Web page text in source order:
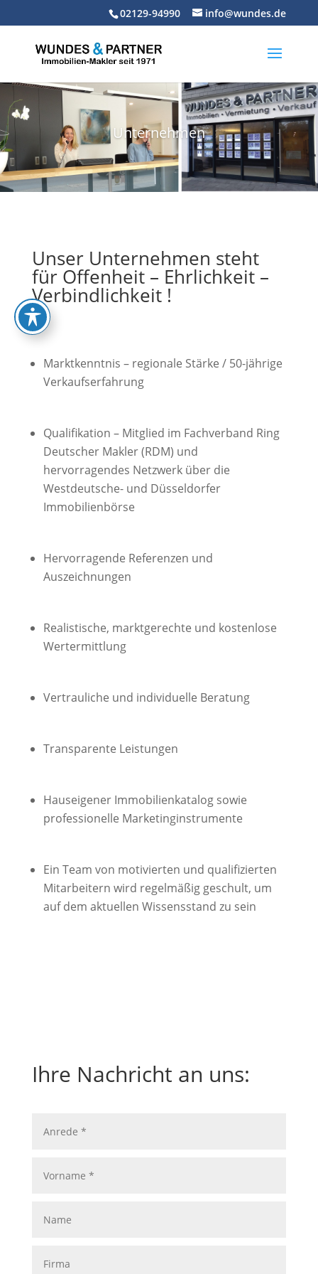
02129-94990 info@wundes.de
Unternehmen
Unser Unternehmen steht
für Offenheit – Ehrlichkeit –
Verbindlichkeit !
Marktkenntnis – regionale Stärke / 50-jährige
Verkaufserfahrung
Qualifikation – Mitglied im Fachverband Ring
Deutscher Makler (RDM) und
hervorragendes Netzwerk über die
Westdeutsche- und Düsseldorfer
Immobilienbörse
Hervorragende Referenzen und
Auszeichnungen
Realistische, marktgerechte und kostenlose
Wertermittlung
Vertrauliche und individuelle Beratung
Transparente Leistungen
Hauseigener Immobilienkatalog sowie
professionelle Marketinginstrumente
Ein Team von motivierten und qualifizierten
Mitarbeitern wird regelmäßig geschult, um
auf dem aktuellen Wissensstand zu sein
Ihre Nachricht an uns: